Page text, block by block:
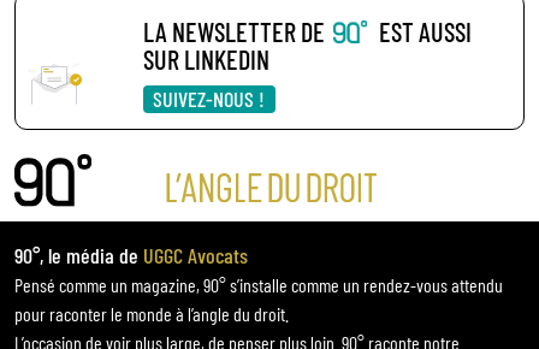
LA NEWSLETTER DE
EST AUSSI
SUR LINKEDIN
SUIVEZ-NOUS !
90°, le média de UGGC Avocats
Pensé comme un magazine, 90° s’installe comme un rendez-vous attendu
pour raconter le monde à l’angle du droit.
L’occasion de voir plus large, de penser plus loin. 90° raconte notre